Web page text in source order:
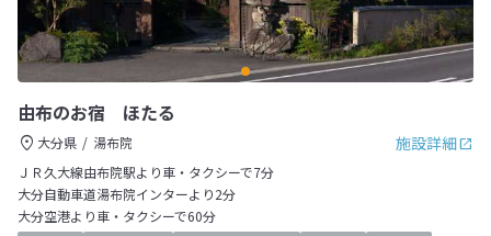
由布のお宿 ほたる
施設詳細
大分県
湯布院
ＪＲ久大線由布院駅より車・タクシーで7分
大分自動車道湯布院インターより2分
大分空港より車・タクシーで60分